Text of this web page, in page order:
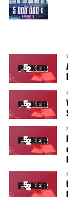
Soleau à gauche,